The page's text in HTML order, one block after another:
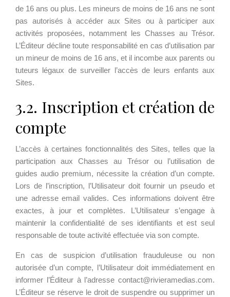
de 16 ans ou plus. Les mineurs de moins de 16 ans ne sont
pas autorisés à accéder aux Sites ou à participer aux
activités proposées, notamment les Chasses au Trésor.
L’Éditeur décline toute responsabilité en cas d’utilisation par
un mineur de moins de 16 ans, et il incombe aux parents ou
tuteurs légaux de surveiller l’accès de leurs enfants aux
Sites.
3.2. Inscription et création de
compte
L’accès à certaines fonctionnalités des Sites, telles que la
participation aux Chasses au Trésor ou l’utilisation de
guides audio premium, nécessite la création d’un compte.
Lors de l’inscription, l’Utilisateur doit fournir un pseudo et
une adresse email valides. Ces informations doivent être
exactes, à jour et complètes. L’Utilisateur s’engage à
maintenir la confidentialité de ses identifiants et est seul
responsable de toute activité effectuée via son compte.
En cas de suspicion d’utilisation frauduleuse ou non
autorisée d’un compte, l’Utilisateur doit immédiatement en
informer l’Éditeur à l’adresse contact@rivieramedias.com.
L’Éditeur se réserve le droit de suspendre ou supprimer un